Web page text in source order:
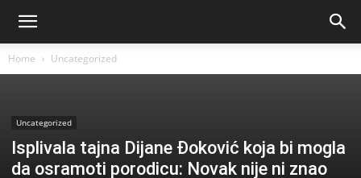
Home Uncategorized
Uncategorized
Isplivala tajna Dijane Đoković koja bi mogla
da osramoti porodicu: Novak nije ni znao